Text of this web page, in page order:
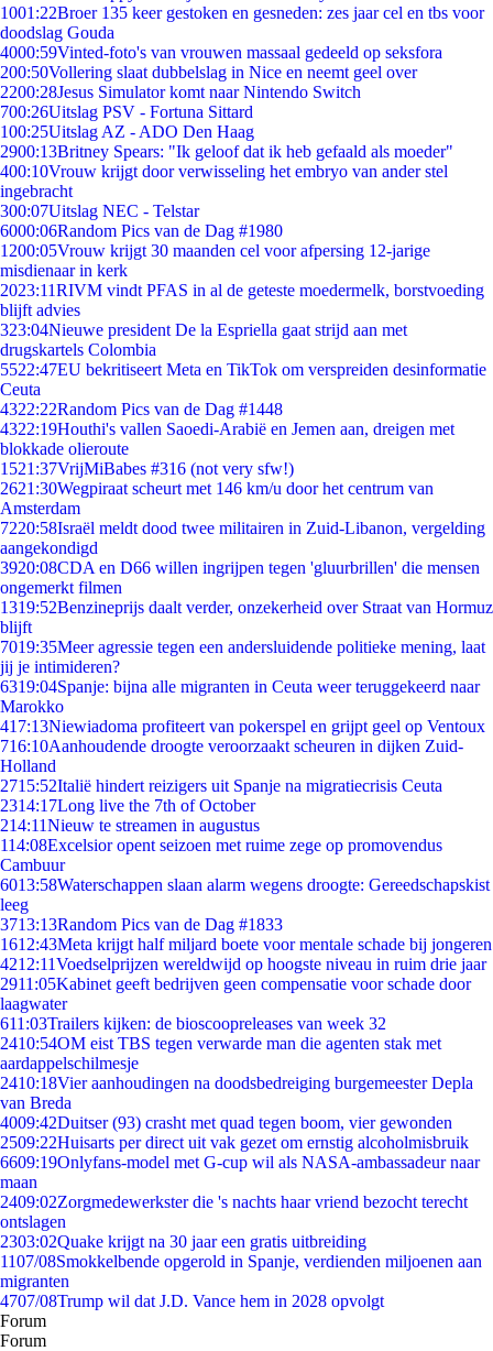
1001:22Broer 135 keer gestoken en gesneden: zes jaar cel en tbs voor
doodslag Gouda
4000:59Vinted-foto's van vrouwen massaal gedeeld op seksfora
200:50Vollering slaat dubbelslag in Nice en neemt geel over
2200:28Jesus Simulator komt naar Nintendo Switch
700:26Uitslag PSV - Fortuna Sittard
100:25Uitslag AZ - ADO Den Haag
2900:13Britney Spears: "Ik geloof dat ik heb gefaald als moeder"
400:10Vrouw krijgt door verwisseling het embryo van ander stel
ingebracht
300:07Uitslag NEC - Telstar
6000:06Random Pics van de Dag #1980
1200:05Vrouw krijgt 30 maanden cel voor afpersing 12-jarige
misdienaar in kerk
2023:11RIVM vindt PFAS in al de geteste moedermelk, borstvoeding
blijft advies
323:04Nieuwe president De la Espriella gaat strijd aan met
drugskartels Colombia
5522:47EU bekritiseert Meta en TikTok om verspreiden desinformatie
Ceuta
4322:22Random Pics van de Dag #1448
4322:19Houthi's vallen Saoedi-Arabië en Jemen aan, dreigen met
blokkade olieroute
1521:37VrijMiBabes #316 (not very sfw!)
2621:30Wegpiraat scheurt met 146 km/u door het centrum van
Amsterdam
7220:58Israël meldt dood twee militairen in Zuid-Libanon, vergelding
aangekondigd
3920:08CDA en D66 willen ingrijpen tegen 'gluurbrillen' die mensen
ongemerkt filmen
1319:52Benzineprijs daalt verder, onzekerheid over Straat van Hormuz
blijft
7019:35Meer agressie tegen een andersluidende politieke mening, laat
jij je intimideren?
6319:04Spanje: bijna alle migranten in Ceuta weer teruggekeerd naar
Marokko
417:13Niewiadoma profiteert van pokerspel en grijpt geel op Ventoux
716:10Aanhoudende droogte veroorzaakt scheuren in dijken Zuid-
Holland
2715:52Italië hindert reizigers uit Spanje na migratiecrisis Ceuta
2314:17Long live the 7th of October
214:11Nieuw te streamen in augustus
114:08Excelsior opent seizoen met ruime zege op promovendus
Cambuur
6013:58Waterschappen slaan alarm wegens droogte: Gereedschapskist
leeg
3713:13Random Pics van de Dag #1833
1612:43Meta krijgt half miljard boete voor mentale schade bij jongeren
4212:11Voedselprijzen wereldwijd op hoogste niveau in ruim drie jaar
2911:05Kabinet geeft bedrijven geen compensatie voor schade door
laagwater
611:03Trailers kijken: de bioscoopreleases van week 32
2410:54OM eist TBS tegen verwarde man die agenten stak met
aardappelschilmesje
2410:18Vier aanhoudingen na doodsbedreiging burgemeester Depla
van Breda
4009:42Duitser (93) crasht met quad tegen boom, vier gewonden
2509:22Huisarts per direct uit vak gezet om ernstig alcoholmisbruik
6609:19Onlyfans-model met G-cup wil als NASA-ambassadeur naar
maan
2409:02Zorgmedewerkster die 's nachts haar vriend bezocht terecht
ontslagen
2303:02Quake krijgt na 30 jaar een gratis uitbreiding
1107/08Smokkelbende opgerold in Spanje, verdienden miljoenen aan
migranten
4707/08Trump wil dat J.D. Vance hem in 2028 opvolgt
Forum
Forum